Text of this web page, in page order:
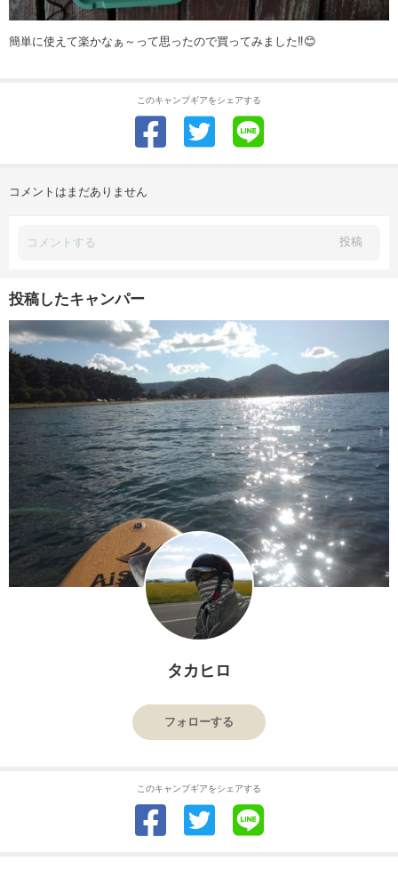
簡単に使えて楽かなぁ～って思ったので買ってみました‼️😊
このキャンプギアをシェアする
コメントはまだありません
投稿
投稿したキャンパー
タカヒロ
フォローする
このキャンプギアをシェアする